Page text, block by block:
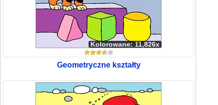
Kolorowane: 11,826x
Geometryczne kształty